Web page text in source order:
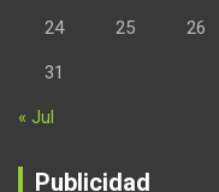
24 25 26
31
« Jul
Publicidad